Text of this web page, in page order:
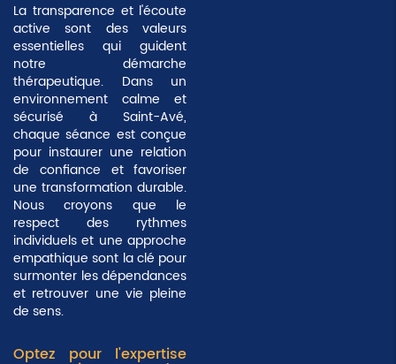
La transparence et l'écoute
active sont des valeurs
essentielles qui guident
notre démarche
thérapeutique. Dans un
environnement calme et
sécurisé à Saint-Avé,
chaque séance est conçue
pour instaurer une relation
de confiance et favoriser
une transformation durable.
Nous croyons que le
respect des rythmes
individuels et une approche
empathique sont la clé pour
surmonter les dépendances
et retrouver une vie pleine
de sens.
Optez pour l'expertise